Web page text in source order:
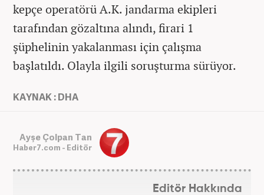
kepçe operatörü A.K. jandarma ekipleri
tarafından gözaltına alındı, firari 1
şüphelinin yakalanması için çalışma
başlatıldı. Olayla ilgili soruşturma sürüyor.
KAYNAK : DHA
Ayşe Çolpan Tan
Haber7.com - Editör
Editör Hakkında